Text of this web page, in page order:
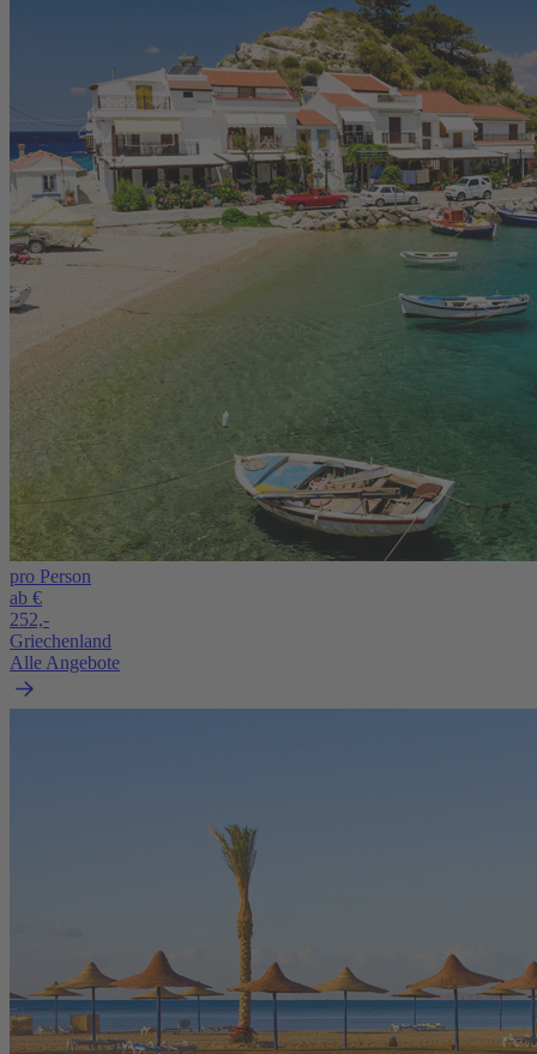
pro Person
ab €
252,-
Griechenland
Alle Angebote